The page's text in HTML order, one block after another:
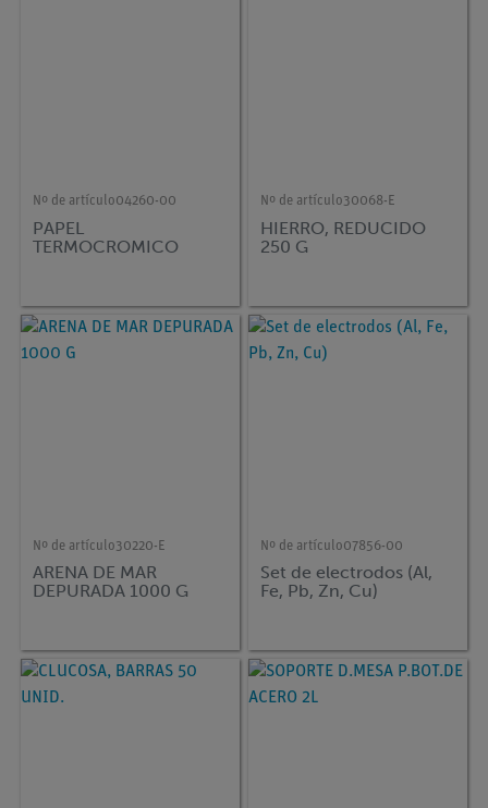
Nº de artículo04260-00
PAPEL
TERMOCROMICO
Nº de artículo30068-E
HIERRO, REDUCIDO
250 G
Nº de artículo30220-E
ARENA DE MAR
DEPURADA 1000 G
Nº de artículo07856-00
Set de electrodos (Al,
Fe, Pb, Zn, Cu)